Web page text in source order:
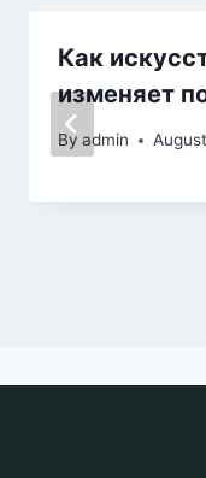
Как
изменяет
By admin